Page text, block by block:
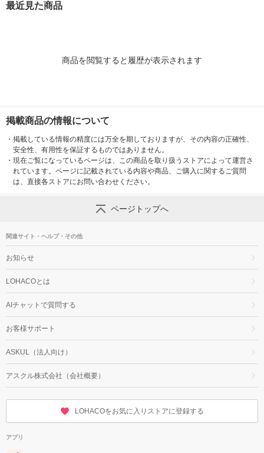
最近見た商品
商品を閲覧すると履歴が表示されます
掲載商品の情報について
・ 掲載している情報の精度には万全を期しておりますが、その内容の正確性、
安全性、有用性を保証するものではありません。
・ 現在ご覧になっているページは、この商品を取り扱うストアによって運営さ
れています。ページに記載されている内容や商品、ご購入に関するご質問
は、直接各ストアにお問い合わせください。
ページトップへ
関連サイト・ヘルプ・その他
お知らせ
LOHACOとは
AIチャットで質問する
お客様サポート
ASKUL（法人向け）
アスクル株式会社（会社概要）
LOHACOをお気に入りストアに登録する
アプリ